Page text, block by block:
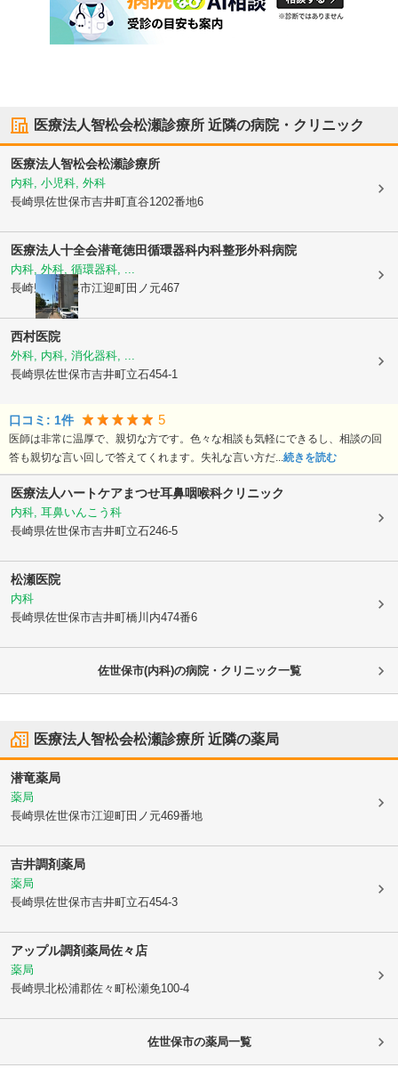
医療法人智松会松瀬診療所 近隣の病院・クリニック
医療法人智松会松瀬診療所
内科, 小児科, 外科
長崎県佐世保市吉井町直谷1202番地6
医療法人十全会潜竜徳田循環器科内科整形外科病院
内科, 外科, 循環器科, ...
長崎県佐世保市江迎町田ノ元467
西村医院
外科, 内科, 消化器科, ...
長崎県佐世保市吉井町立石454-1
口コミ: 1件 5
医師は非常に温厚で、親切な方です。色々な相談も気軽にできるし、相談の回
答も親切な言い回しで答えてくれます。失礼な言い方だ... 続きを読む
医療法人ハートケアまつせ耳鼻咽喉科クリニック
内科, 耳鼻いんこう科
長崎県佐世保市吉井町立石246-5
松瀬医院
内科
長崎県佐世保市吉井町橋川内474番6
佐世保市(内科)の病院・クリニック一覧
医療法人智松会松瀬診療所 近隣の薬局
潜竜薬局
薬局
長崎県佐世保市江迎町田ノ元469番地
吉井調剤薬局
薬局
長崎県佐世保市吉井町立石454-3
アップル調剤薬局佐々店
薬局
長崎県北松浦郡佐々町松瀬免100-4
佐世保市の薬局一覧